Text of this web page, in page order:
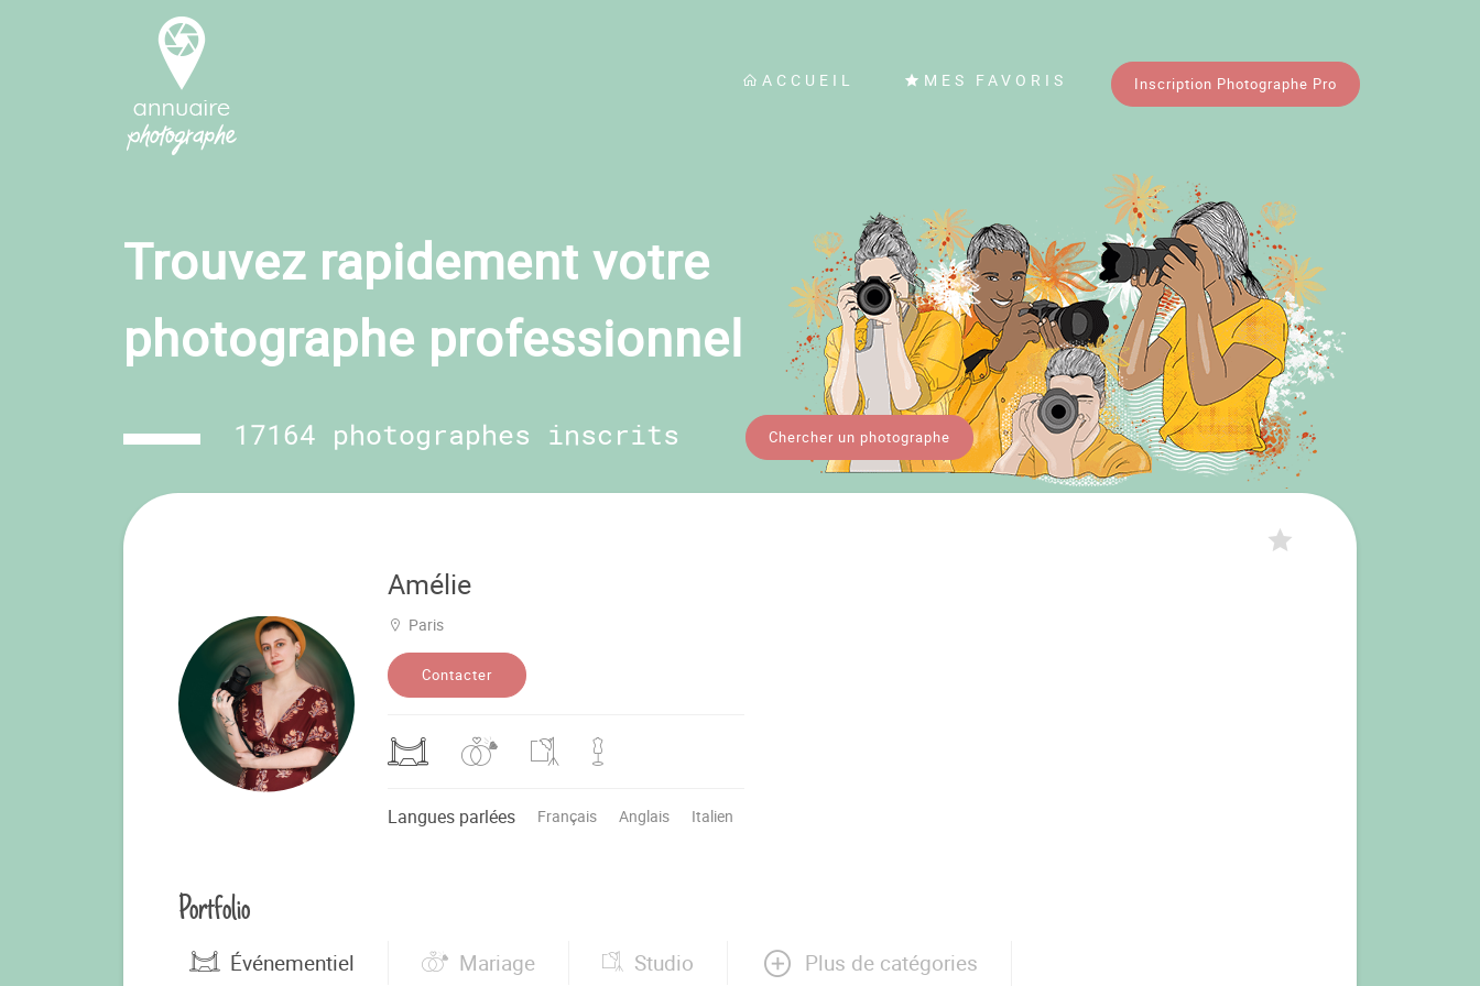
ACCUEIL MES FAVORIS Inscription Photographe Pro
Trouvez rapidement votre
photographe professionnel
17164 photographes inscrits Chercher un photographe
Amélie
Paris
Contacter
Langues parlées Français Anglais Italien
Portfolio
Événementiel Mariage Studio Plus de catégories